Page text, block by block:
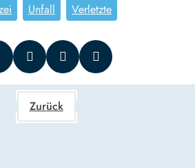
Unfall Verletzte
Zurück